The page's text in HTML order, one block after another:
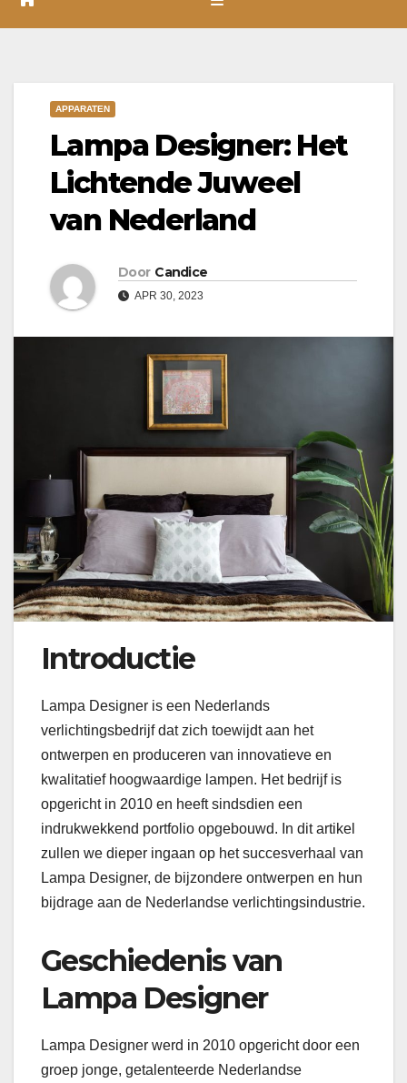
APPARATEN
Lampa Designer: Het
Lichtende Juweel
van Nederland
Door Candice
APR 30, 2023
Introductie
Lampa Designer is een Nederlands
verlichtingsbedrijf dat zich toewijdt aan het
ontwerpen en produceren van innovatieve en
kwalitatief hoogwaardige lampen. Het bedrijf is
opgericht in 2010 en heeft sindsdien een
indrukwekkend portfolio opgebouwd. In dit artikel
zullen we dieper ingaan op het succesverhaal van
Lampa Designer, de bijzondere ontwerpen en hun
bijdrage aan de Nederlandse verlichtingsindustrie.
Geschiedenis van
Lampa Designer
Lampa Designer werd in 2010 opgericht door een
groep jonge, getalenteerde Nederlandse